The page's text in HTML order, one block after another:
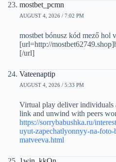
mostbet_pcmn
AUGUST 4, 2026 / 7:02 PM
mostbet bónusz kód mező hol
[url=http://
[/url]
Vateenaptip
AUGUST 4, 2026 / 5:33 PM
Virtual play deliver individuals
link and unwind with peers
https://sorrybabushka.ru/
uyut-zapechatlyonnyy-na-
matveeva.html